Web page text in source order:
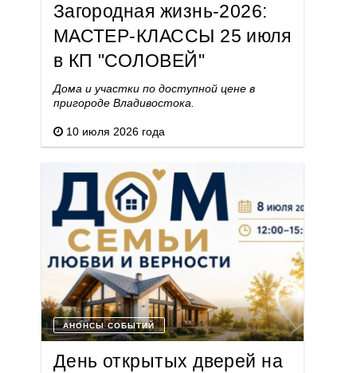
Загородная жизнь-2026:
МАСТЕР-КЛАССЫ 25 июля
в КП "СОЛОВЕЙ"
Дома и участки по доступной цене в
пригороде Владивостока.
10 июля 2026 года
АНОНСЫ СОБЫТИЙ
День открытых дверей на